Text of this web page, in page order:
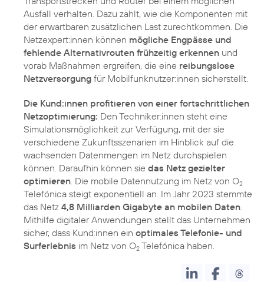
Ausfall verhalten. Dazu zählt, wie die Komponenten mit
der erwartbaren zusätzlichen Last zurechtkommen. Die
Netzexpert:innen können mögliche Engpässe und
fehlende Alternativrouten frühzeitig erkennen und
vorab Maßnahmen ergreifen, die eine reibungslose
Netzversorgung für Mobilfunknutzer:innen sicherstellt.
Die Kund:innen profitieren von einer fortschrittlichen
Netzoptimierung: Den Techniker:innen steht eine
Simulationsmöglichkeit zur Verfügung, mit der sie
verschiedene Zukunftsszenarien im Hinblick auf die
wachsenden Datenmengen im Netz durchspielen
können. Daraufhin können sie das Netz gezielter
optimieren . Die mobile Datennutzung im Netz von O2
Telefónica steigt exponentiell an. Im Jahr 2023 stemmte
das Netz 4,8 Milliarden Gigabyte an mobilen Daten
Mithilfe digitaler Anwendungen stellt das Unternehmen
sicher, dass Kund:innen ein optimales Telefonie- und
Surferlebnis im Netz von O2 Telefónica haben.